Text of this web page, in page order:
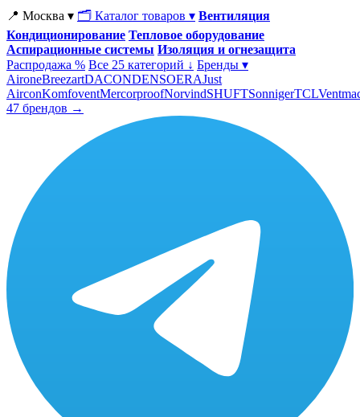
📍 Москва ▾ 🗂 Каталог товаров ▾ Вентиляция
Кондиционирование Тепловое оборудование
Аспирационные системы Изоляция и огнезащита
Распродажа % Все 25 категорий ↓ Бренды ▾
AironeBreezartDACONDENSOERAJust
AirconKomfoventMercorproofNorvindSHUFTSonnigerTCL
47 брендов →